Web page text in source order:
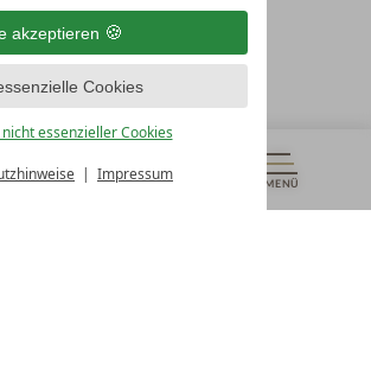
akzeptieren
Cookies
essenzieller Cookies
Impressum
MENÜ
ALLE RESORTS
Österreich
T +43 4242 22077
ÖFFNUNGSZEITEN